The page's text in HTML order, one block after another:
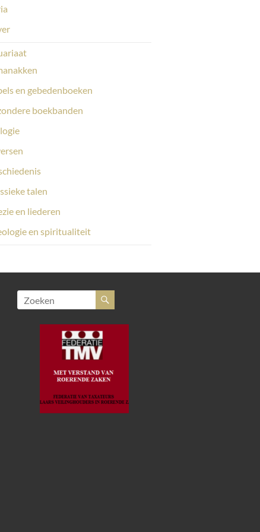
en gebedenboeken
boekbanden
talen
en liederen
en spiritualiteit